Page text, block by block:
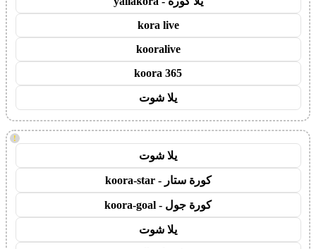
kora live
kooralive
koora 365
يلا شوت
!
يلا شوت
كورة ستار - koora-star
كورة جول - koora-goal
يلا شوت